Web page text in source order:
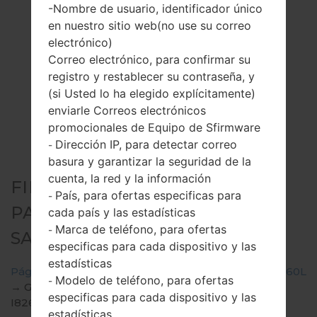
FIRMWARE OFICIAL #135603
PARA GT-I8260L -
SAMSUNGGALAXY CORE
Página principal →
SamsungGT-I8260L
→ GT-
I8260L_COO_1_20140507112010_mkddx4mixz.zip
-Nombre de usuario, identificador único
en nuestro sitio web(no use su correo
electrónico)
Correo electrónico, para confirmar su
registro y restablecer su contraseña, y
(si Usted lo ha elegido explícitamente)
enviarle Correos electrónicos
promocionales de Equipo de Sfirmware
- Dirección IP, para detectar correo
basura y garantizar la seguridad de la
cuenta, la red y la información
- País, para ofertas especificas para
cada país y las estadísticas
- Marca de teléfono, para ofertas
especificas para cada dispositivo y las
estadísticas
- Modelo de teléfono, para ofertas
especificas para cada dispositivo y las